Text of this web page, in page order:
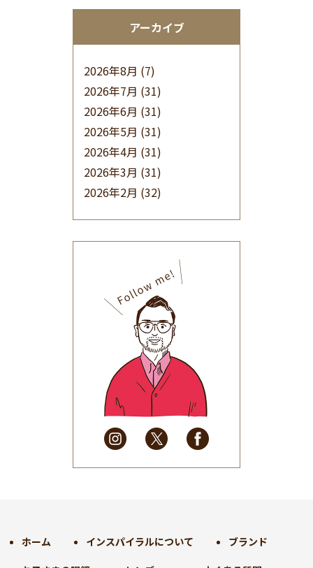
アーカイブ
2026年8月 (7)
2026年7月 (31)
2026年6月 (31)
2026年5月 (31)
2026年4月 (31)
2026年3月 (31)
2026年2月 (32)
(32)
2025年9月(30)
2025年8月(31)
2025年7月(37)
2025年6月(48)
2025年5月
(41)
2025年4月
(32)
2025年3月(31)
2025年2月
(28)
2025年1月
(34)
2024年9月(30)
ホーム インスパイラルについて ブランド